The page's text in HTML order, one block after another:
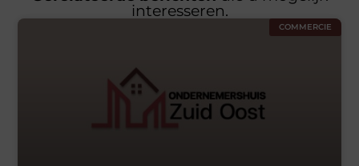
interesseren.
COMMERCIE